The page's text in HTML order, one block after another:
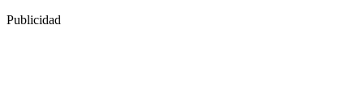
Publicidad